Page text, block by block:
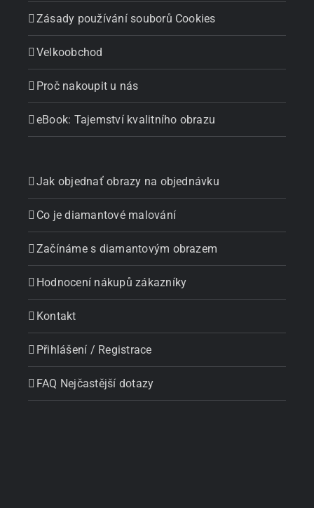
Zásady používání souborů Cookies
Velkoobchod
Proč nakoupit u nás
eBook: Tajemství kvalitního obrazu
Jak objednať obrazy na objednávku
Co je diamantové malování
Začínáme s diamantovým obrazem
Hodnocení nákupů zákazníky
Kontakt
Přihlášení / Registrace
FAQ Nejčastější dotazy